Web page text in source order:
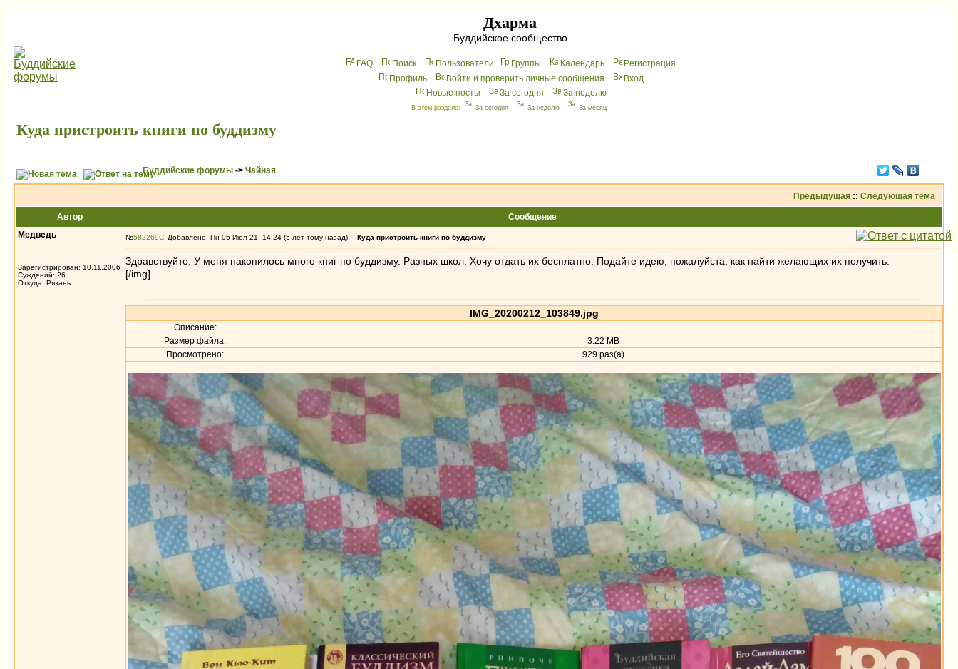
Дхарма
Буддийское сообщество
FAQ Поиск Пользователи Группы Календарь
Peгиcтрaция
Профиль
Войти и проверить личные сообщения
Вхoд
Новые посты
За сегодня За неделю
В этом разделе: За сегодня За неделю За месяц
Куда пристроить книги по буддизму
Буддийские форумы -> Чайная
Предыдущая :: Следующая тема
Автор
Сообщение
Медведь
Зарегистрирован: 10.11.2006
Суждений: 26
Откуда: Рязань
№582269 Добавлено: Пн 05 Июл 21, 14:24 (5 лет тому назад) Куда пристроить книги по буддизму
Здравствуйте. У меня накопилось много книг по буддизму. Разных школ. Хочу отдать их бесплатно. Подайте идею, пожалуйста, как найти желающих их получить.
[/img]
IMG_20200212_103849.jpg
Описание:
Размер файла:
3.22 MB
Просмотрено:
929 раз(а)